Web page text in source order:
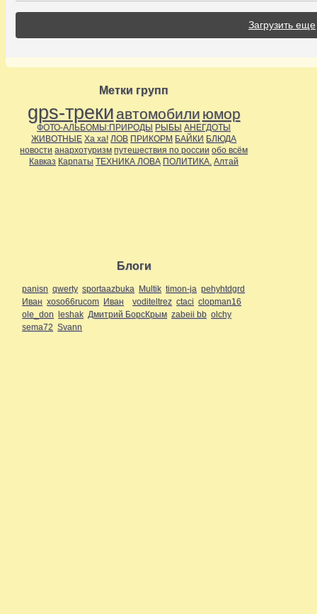
Загрузить еще
Метки групп
gps-треки автомобили юмор
ФОТО-АЛЬБОМЫ:ПРИРОДЫ РЫБЫ АНЕГДОТЫ
ЖИВОТНЫЕ Ха ха! ЛОВ ПРИКОРМ БАЙКИ БЛЮДА
новости анархотуризм путешествия по россии обо всём
Кавказ Карпаты ТЕХНИКА ЛОВА ПОЛИТИКА. Алтай
Блоги
panisn qwerty sportaazbuka Multik timon-ja pehyhtdgrd
Иван xoso66rucom Иван voditeltrez ctaci clopman16
ole_don leshak Дмитрий БорсКрым zabeii bb olchy
sema72 Svann